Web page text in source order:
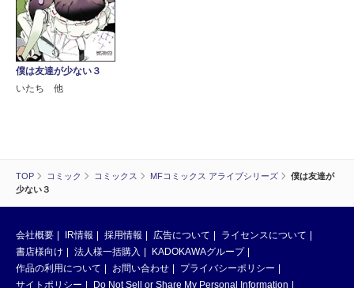
TOP コミック コミックス MFコミックス アライブシリーズ
僕は友達が
少ない３
僕は友達が少ない３
いたち 他
会社概要 IR情報 採用情報 広告について
ライセンスについて
書店様向け
法人様一括購入
KADOKAWAグループ
作品の利用について
お問い合わせ
プライバシーポリシー
サイトポリシー
Do Not Sell or Share My Personal Information